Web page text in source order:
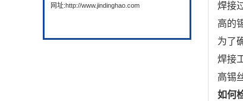
网址:http://www.jindinghao.com
焊接
高的
为了
焊接
高锡
如何